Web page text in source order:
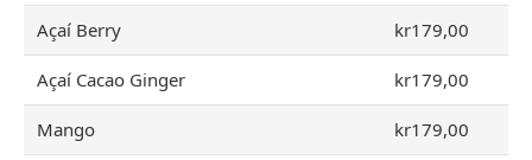
Açaí Berry kr179,00
Açaí Cacao Ginger kr179,00
Mango kr179,00